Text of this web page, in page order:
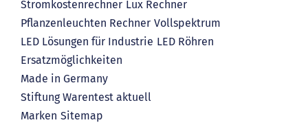
Stromkostenrechner Lux Rechner
Pflanzenleuchten Rechner Vollspektrum
LED Lösungen für Industrie LED Röhren
Ersatzmöglichkeiten
Made in Germany
Stiftung Warentest aktuell
Marken Sitemap